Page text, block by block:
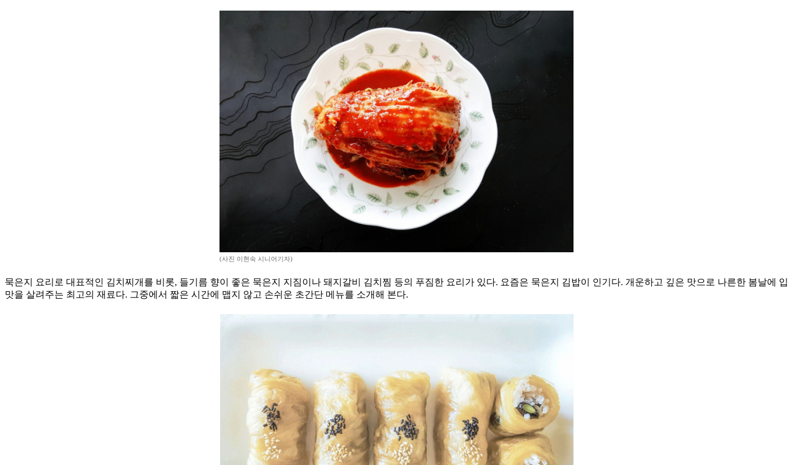
(사진 이현숙 시니어기자)
묵은지 요리로 대표적인 김치찌개를 비롯, 들기름 향이 좋은 묵은지 지짐이나 돼지갈비 김치찜 등의 푸짐한 요리가 있다. 요즘은 묵은지 김밥이 인기다. 개운하고 깊은 맛으로 나른한 봄날에 입
맛을 살려주는 최고의 재료다. 그중에서 짧은 시간에 맵지 않고 손쉬운 초간단 메뉴를 소개해 본다.